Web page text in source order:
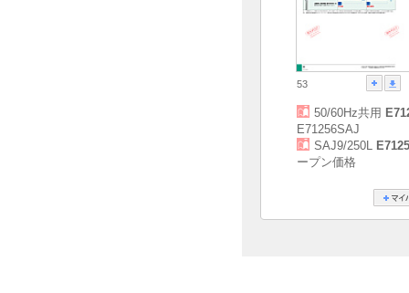
53
50/60Hz共用
E71256SAJ
SAJ9/250L
ープン価格